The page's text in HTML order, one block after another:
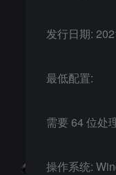
发行日期:
最低配置:
需要 64 位处
操作系统: